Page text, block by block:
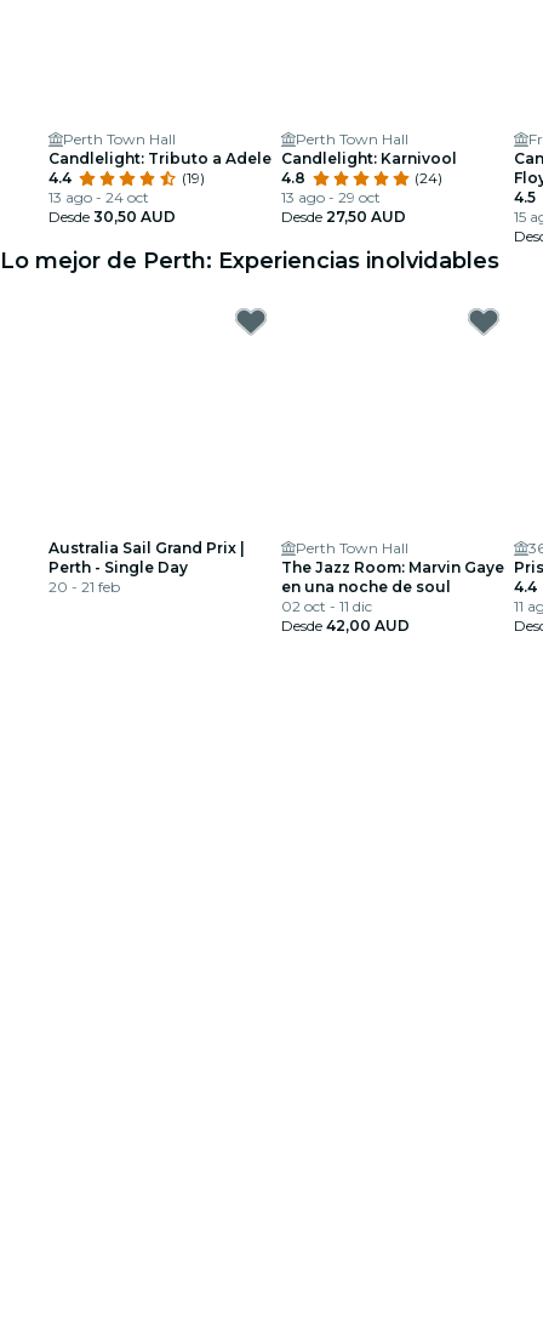
Perth Town Hall
Candlelight: Tributo a Adele
4.4
(19)
13 ago - 24 oct
Desde 30,50 AUD
Perth Town Hall
Candlelight: Karnivool
4.8
(24)
13 ago - 29 oct
Desde 27,50 AUD
4.5
15
Lo mejor de Perth: Experiencias inolvidables
Australia Sail Grand Prix |
Perth - Single Day
20 - 21 feb
Perth Town Hall
The Jazz Room: Marvin Gaye
en una noche de soul
02 oct - 11 dic
Desde 42,00 AUD
4.4
11